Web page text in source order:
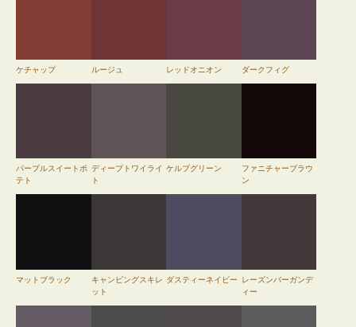
ケチャップ ルージュ レッドオニオン ダークフィグ
パープルスイートポ
テト
ディープトワイライ
ト
ケルプグリーン
ファニチャーブラウ
ン
マットブラック
キャンピングスキレ
ット
ダスティーネイビー
レーズンバーガンデ
ィー